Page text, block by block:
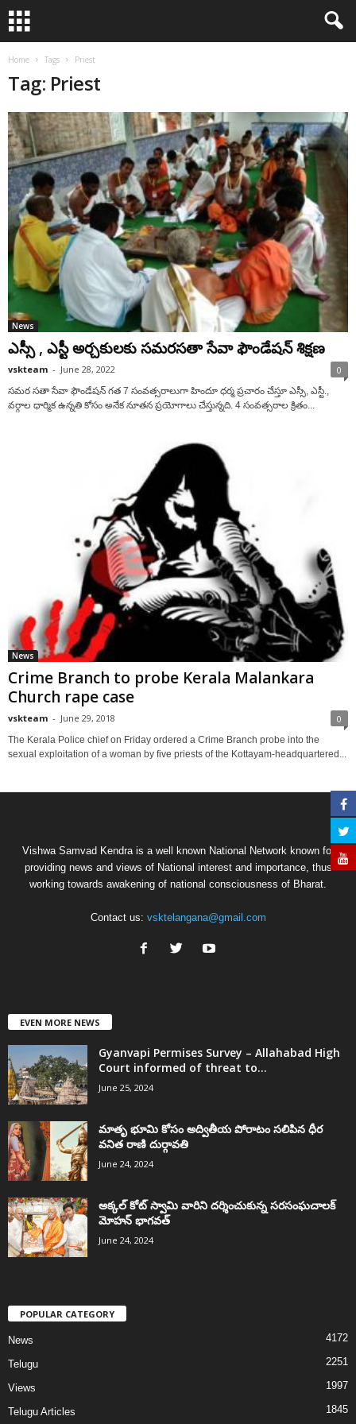
Home Tags Priest
Tag: Priest
News
ఎస్సీ , ఎస్టీ అర్చకులకు సమరసతా సేవా ఫౌండేషన్ శిక్ష‌ణ
vskteam - June 28, 2022 0
సమర సతా సేవా ఫౌండేషన్ గత 7 సంవత్సరాలుగా హిందూ ధర్మ ప్రచారం చేస్తూ ఎస్సీ, ఎస్టీ.,
వర్గాల ధార్మిక ఉన్నతి కోసం అనేక నూతన ప్రయోగాలు చేస్తున్నది. 4 సంవత్సరాల క్రితం...
News
Crime Branch to probe Kerala Malankara
Church rape case
vskteam - June 29, 2018 0
The Kerala Police chief on Friday ordered a Crime Branch probe into the
sexual exploitation of a woman by five priests of the Kottayam-headquartered...
Vishwa Samvad Kendra is a well known National Network known for
providing news and views of National interest and importance, thus
working towards awakening of national consciousness of Bharat.
Contact us: vsktelangana@gmail.com
EVEN MORE NEWS
Gyanvapi Permises Survey – Allahabad High
Court informed of threat to...
June 25, 2024
మాతృ భూమి కోసం అద్వితీయ పోరాటం సలిపిన ధీర
వనిత రాణి దుర్గావతి
June 24, 2024
అక్కల్‌ కోట్‌ స్వామి వారిని దర్శించుకున్న సరసంఘచాలక్
మోహన్ భాగవత్
June 24, 2024
POPULAR CATEGORY
News 4172
Telugu 2251
Views 1997
Telugu Articles 1845